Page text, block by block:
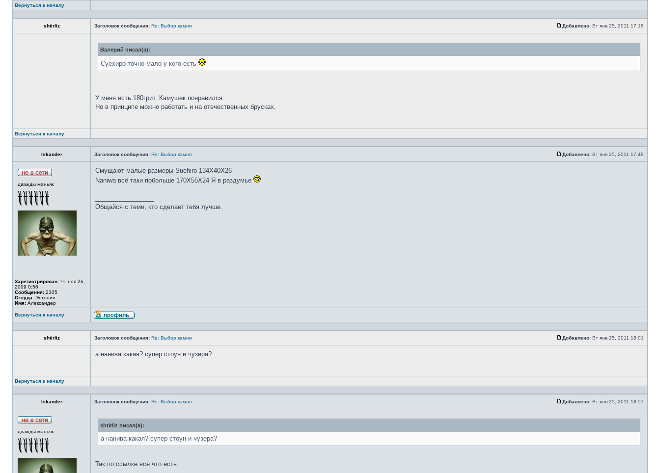
Вернуться к началу
shtirliz Заголовок сообщения: Re: Выбор камня Добавлено: Вт янв 25, 2011 17:18
Валерий писал(а):
Суехиро точно мало у кого есть
У меня есть 180грит. Камушек понравился.
Но в принципе можно работать и на отечественных брусках.
Вернуться к началу
Iskander Заголовок сообщения: Re: Выбор камня Добавлено: Вт янв 25, 2011 17:49
дважды маньяк
Зарегистрирован: Чт ноя 26,
2009 0:56
Сообщения: 2305
Откуда: Эстония
Имя: Александер
Смущают малые размеры Suehiro 134Х40Х26
Naniwa всё таки побольше 170Х55Х24 Я в раздумье
Общайся с теми, кто сделает тебя лучше.
Вернуться к началу
shtirliz Заголовок сообщения: Re: Выбор камня Добавлено: Вт янв 25, 2011 18:01
а нанива какая? супер стоун и чузера?
Вернуться к началу
Iskander Заголовок сообщения: Re: Выбор камня Добавлено: Вт янв 25, 2011 18:57
дважды маньяк
shtirliz писал(а):
а нанива какая? супер стоун и чузера?
Так по ссылке всё что есть.